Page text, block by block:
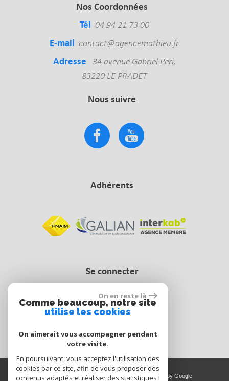
Nos Coordonnées
Tél 04 94 21 73 00
E-mail contact@agencemathieu.fr
Adresse
34 avenue Gabriel Peri,
83220 LE PRADET
Nous suivre
Adhérents
Se connecter
Espace propriétaire
© 2026 | Tous droits réservés | Traduction powered by Google
On en reste là
Comme beaucoup, notre site
utilise les cookies
On aimerait vous accompagner pendant
votre visite.
En poursuivant, vous acceptez l'utilisation des
cookies par ce site, afin de vous proposer des
contenus adaptés et réaliser des statistiques !